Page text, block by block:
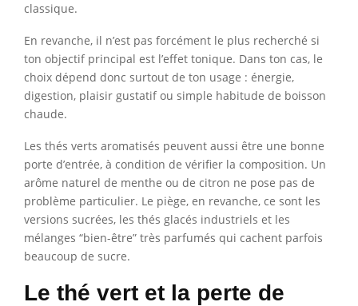
classique.
En revanche, il n’est pas forcément le plus recherché si
ton objectif principal est l’effet tonique. Dans ton cas, le
choix dépend donc surtout de ton usage : énergie,
digestion, plaisir gustatif ou simple habitude de boisson
chaude.
Les thés verts aromatisés peuvent aussi être une bonne
porte d’entrée, à condition de vérifier la composition. Un
arôme naturel de menthe ou de citron ne pose pas de
problème particulier. Le piège, en revanche, ce sont les
versions sucrées, les thés glacés industriels et les
mélanges “bien-être” très parfumés qui cachent parfois
beaucoup de sucre.
Le thé vert et la perte de